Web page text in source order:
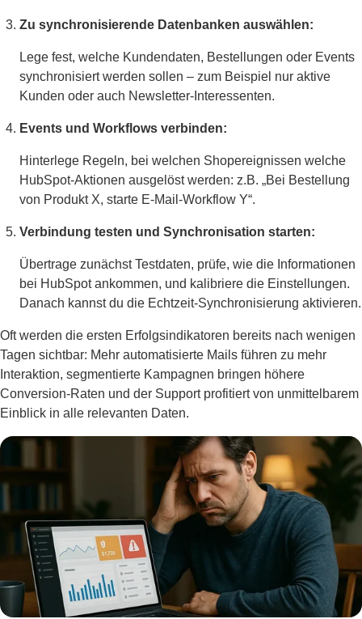
Zu synchronisierende Datenbanken auswählen:
Lege fest, welche Kundendaten, Bestellungen oder Events
synchronisiert werden sollen – zum Beispiel nur aktive
Kunden oder auch Newsletter-Interessenten.
Events und Workflows verbinden:
Hinterlege Regeln, bei welchen Shopereignissen welche
HubSpot-Aktionen ausgelöst werden: z.B. „Bei Bestellung
von Produkt X, starte E-Mail-Workflow Y“.
Verbindung testen und Synchronisation starten:
Übertrage zunächst Testdaten, prüfe, wie die Informationen
bei HubSpot ankommen, und kalibriere die Einstellungen.
Danach kannst du die Echtzeit-Synchronisierung aktivieren.
Oft werden die ersten Erfolgsindikatoren bereits nach wenigen
Tagen sichtbar: Mehr automatisierte Mails führen zu mehr
Interaktion, segmentierte Kampagnen bringen höhere
Conversion-Raten und der Support profitiert von unmittelbarem
Einblick in alle relevanten Daten.